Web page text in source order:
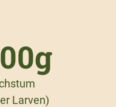
Larven)